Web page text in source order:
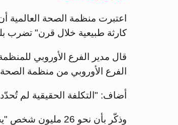
اعتبرت منظمة الصحة العالمية
كارثة طبيعية خلال قرن" تضرب
قال مدير الفرع الأوروبي
الفرع الأوروبي من منظمة
أضاف: "التكلفة الحقيقية لم
وذكّر بأن نحو 26 مليون شخص "يحتاجون إلى مساعدة إنسانية" في تركيا وسوريا.